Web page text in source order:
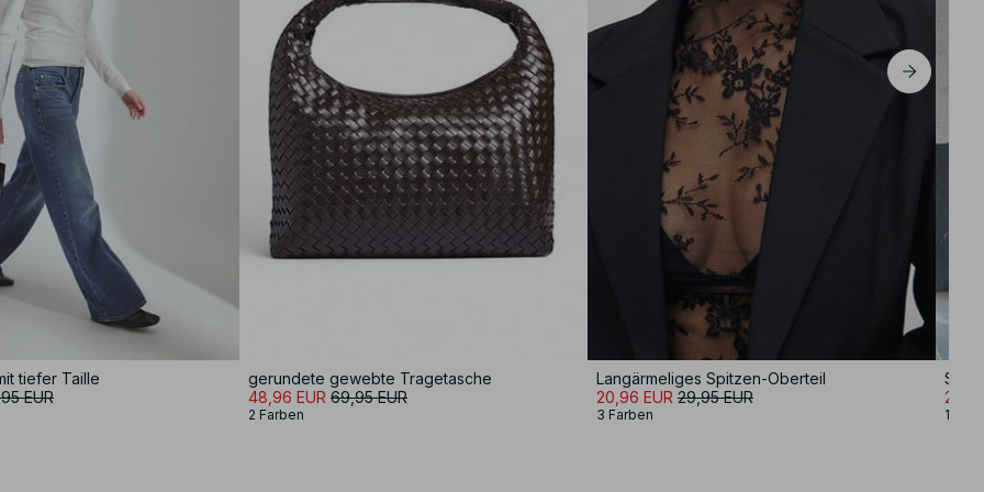
tiefer Taille
EUR
gerundete gewebte Tragetasche
48,96 EUR 69,95 EUR
2 Farben
Langärmeliges Spitzen-Oberteil
20,96 EUR 29,95 EUR
3 Farben 12